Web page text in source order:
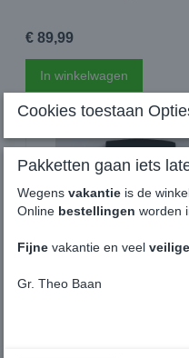
€ 89,99
In winkelwagen
Cookies toestaan
Pakketten gaan iets
Wegens vakantie is de
Online bestellingen worden
Fijne vakantie en veel veilige
Gr. Theo Baan